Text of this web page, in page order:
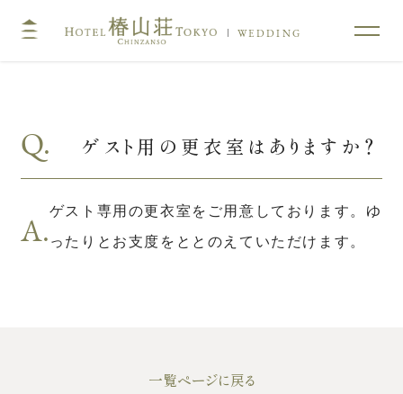
WEDDING
挙式
キリスト教式・人前式
神前挙式
神社挙式
披露宴
大披露宴会場
中披露宴会場
小披露宴会場
Q. ゲスト用の更衣室はありますか？
A.ゲスト専用の更衣室をご用意しております。ゆ
ったりとお支度をととのえていただけます。
一覧ページに戻る